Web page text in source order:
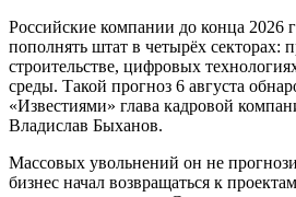
Российские компании до конца 2026
пополнять штат в четырёх секторах:
строительстве, цифровых
среды. Такой прогноз 6 августа
«Известиями» глава кадровой
Владислав Быханов.
Массовых увольнений он не
бизнес начал возвращаться к